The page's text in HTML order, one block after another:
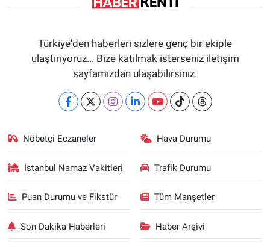
Türkiye'den haberleri sizlere genç bir ekiple
ulaştırıyoruz... Bize katılmak isterseniz iletişim
sayfamızdan ulaşabilirsiniz.
Nöbetçi Eczaneler Hava Durumu
İstanbul Namaz Vakitleri Trafik Durumu
Puan Durumu ve Fikstür Tüm Manşetler
Son Dakika Haberleri Haber Arşivi